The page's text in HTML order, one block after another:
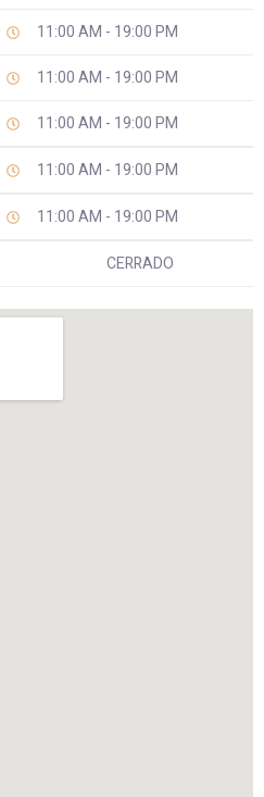
11:00 AM - 19:00 PM
11:00 AM - 19:00 PM
11:00 AM - 19:00 PM
11:00 AM - 19:00 PM
11:00 AM - 19:00 PM
CERRADO